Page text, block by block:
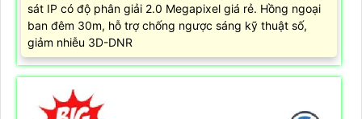
sát IP có độ phân giải 2.0 Megapixel giá rẻ. Hồng ngoại
ban đêm 30m, hỗ trợ chống ngược sáng kỹ thuật số,
giảm nhiễu 3D-DNR